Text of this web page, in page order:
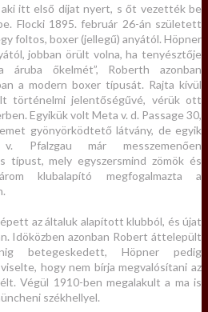
itt első díjat nyert, s őt vezették be
Flocki 1895. február 26-án született
foltos, boxer (jellegű) anyától. Höpner
jobban örült volna, ha tenyésztője
áruba őkelmét”, Roberth azonban
a modern boxer típusát. Rajta kívül
történelmi jelentőségűvé, vérük ott
Egyikük volt Meta v. d. Passage 30,
gyönyörködtető látvány, de egyik
Pfalzgau már messzemenően
típust, mely egyszersmind zömök és
klubalapító megfogalmazta a
az általuk alapított klubból, és újat
Idöközben azonban Robert áttelepült
betegeskedett, Höpner pedig
hogy nem bírja megvalósítani az
Végül 1910-ben megalakult a ma is
székhellyel.